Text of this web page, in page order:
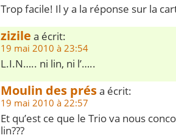
Trop facile! Il y a la réponse sur la
zizile a écrit:
19 mai 2010 à 23:54
L.I.N….. ni lin, ni l’…..
Moulin des présa écrit:
19 mai 2010 à 22:57
Et qu’est ce que le Trio va nous
lin???